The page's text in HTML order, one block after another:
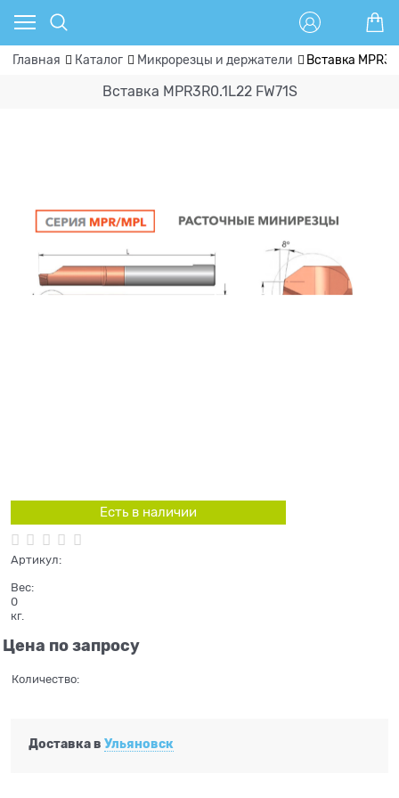
Главная Каталог Микрорезцы и держатели Вставка
Вставка MPR3R0.1L22 FW71S
Есть в наличии
Артикул:
Вес:
0
кг.
Цена по запросу
Количество:
Доставка в Ульяновск